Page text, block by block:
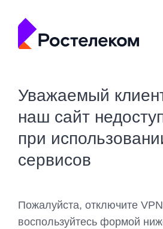
Уважаемый
наш сайт
при
сервисов
Пожалуйста, отключите
воспользуйтесь формой